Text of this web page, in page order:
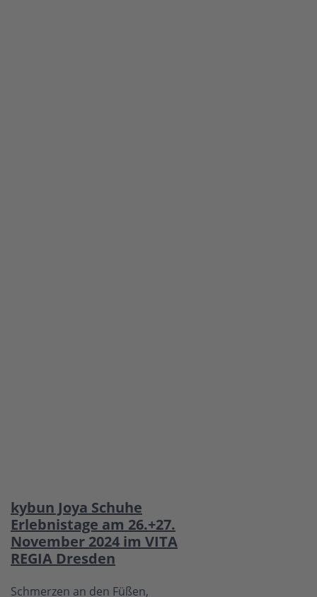
kybun Joya Schuhe
Erlebnistage am 26.+27.
November 2024 im VITA
REGIA Dresden
Schmerzen an den Füßen,